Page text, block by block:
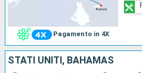
Pagamento in 4X
STATI UNITI, BAHAMAS